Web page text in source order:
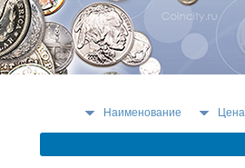
Наименование Цена